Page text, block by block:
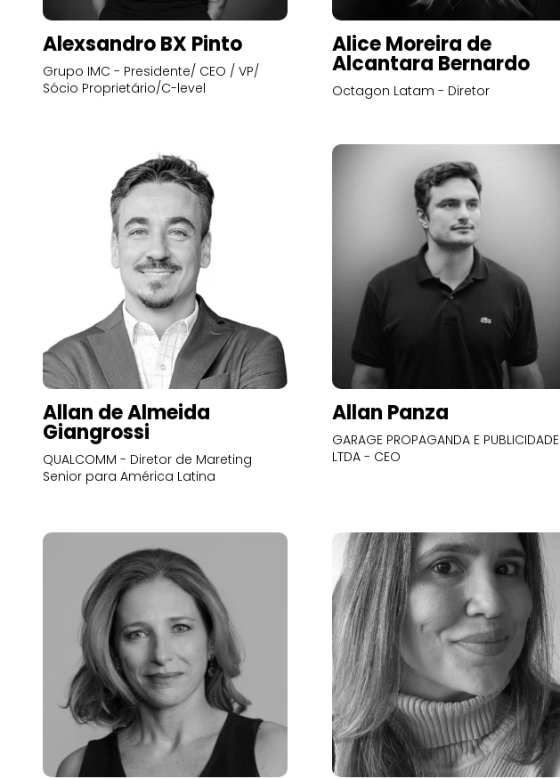
Alexsandro BX Pinto
Grupo IMC - Presidente/ CEO / VP/
Sócio Proprietário/C-level
Alice Moreira de
Alcantara Bernardo
Octagon Latam - Diretor
Allan de Almeida
Giangrossi
QUALCOMM - Diretor de Mareting
Senior para América Latina
Allan Panza
GARAGE PROPAGANDA E PUBLICIDADE
LTDA - CEO